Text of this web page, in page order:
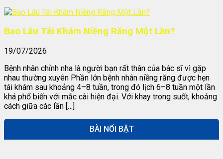
Bao Lâu Tái Khám Niềng Răng Một Lần?
19/07/2026
Bệnh nhân chỉnh nha là người bạn rất thân của bác sĩ vì gặp
nhau thường xuyên Phần lớn bệnh nhân niềng răng được hẹn
tái khám sau khoảng 4–8 tuần, trong đó lịch 6–8 tuần một lần
khá phổ biến với mắc cài hiện đại. Với khay trong suốt, khoảng
cách giữa các lần […]
BÀI NỔI BẬT